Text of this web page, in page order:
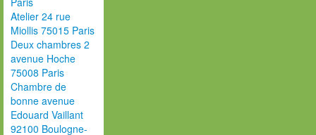
Atelier 24 rue
Miollis 75015 Paris
Deux chambres 2
avenue Hoche
75008 Paris
Chambre de
bonne avenue
Edouard Vaillant
92100 Boulogne-